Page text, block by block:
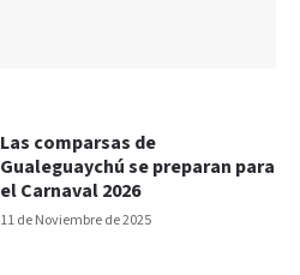
11 de Noviembre de 2025
Las comparsas de
Gualeguaychú se preparan para
el Carnaval 2026